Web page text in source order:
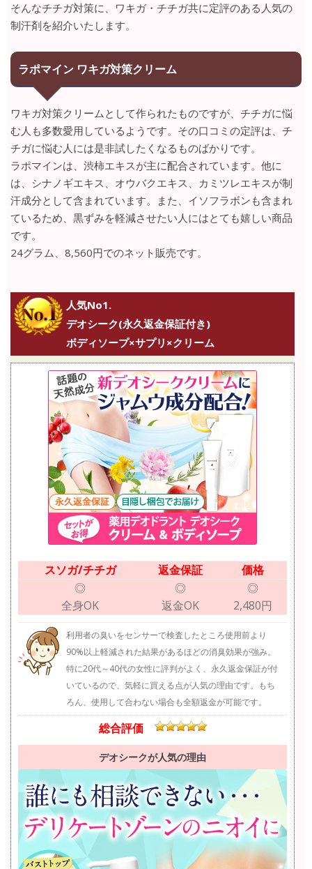
そんなチチガ対策に、ワキガ・チチガ共に定評のある人気の
制汗剤を紹介いたします。
ラポマイン ワキガ対策クリーム
ワキガ対策クリームとして作られたものですが、チチガに悩
む人も多数愛用しているようです。その口コミの定評は、チ
チガに悩む人には是非試したくなるものばかりです。
ラポマインは、渋柿エキスが主に配合されています。他に
は、シナノギエキス、オウバクエキス、カミツレエキスが制
汗成分として含まれています。また、イソフラボンも含まれ
ているため、黒ずみを軽減させたい人にはとても嬉しい商品
です。
24グラム、8,560円でのネット販売です。
人気No1.
デオシーク(永久返金保証付き)
ボディソープ×サプリ×クリーム
スソガ/チチガ 返金保証
価格
◎
全身OK
◎
返金OK
◎
2,480円
利用者の臭いをセンサーで検査したところ使用前より
90%以上軽減された結果があるほどの消臭効果が強み。
特に20代～40代の女性に評判がよく、永久返金保証が付
いているので、気軽に買える点が人気の理由です。もち
ろん、使用して合わない場合も全額返金が可能です。
総合評価
デオシークが人気の理由